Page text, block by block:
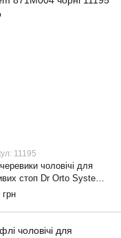
11195
чоловічі для
стоп Dr Orto System
чорні, 42